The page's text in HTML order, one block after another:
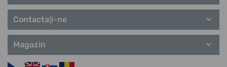
Contactaţi-ne
Magazin